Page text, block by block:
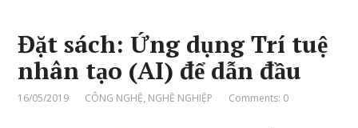
Đặt sách: Ứng dụng Trí tuệ
nhân tạo (AI) để dẫn đầu
16/05/2019 CÔNG NGHỆ, NGHỀ NGHIỆP Comments: 0